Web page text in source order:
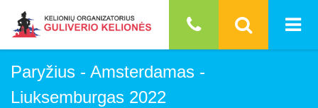
Paryžius - Amsterdamas -
Liuksemburgas 2022